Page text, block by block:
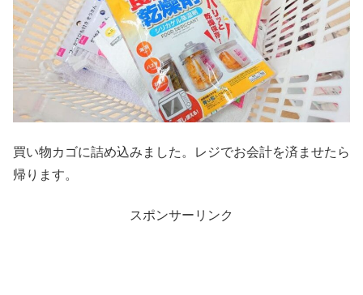
買い物カゴに詰め込みました。レジでお会計を済ませたら
帰ります。
スポンサーリンク